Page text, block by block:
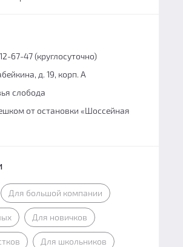
67-47 (круглосуточно)
д. 19, корп. А
слобода
от остановки «Шоссейная
Для большой компании
Для новичков
Для школьников